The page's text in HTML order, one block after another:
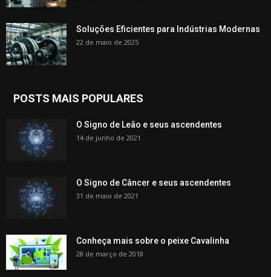
Soluções Eficientes para Indústrias Modernas
22 de maio de 2025
POSTS MAIS POPULARES
O Signo de Leão e seus ascendentes
14 de junho de 2021
O Signo de Câncer e seus ascendentes
31 de maio de 2021
Conheça mais sobre o peixe Cavalinha
28 de março de 2018